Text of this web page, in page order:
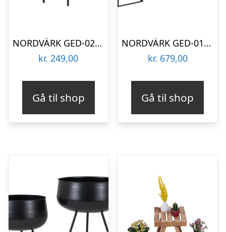
NORDVÄRK GED-026-B blomsterstander – kobber og sort metal (H:48)
kr. 249,00
Gå til shop
NORDVÄRK GED-019 blomsterstander – sort metal (sæt med 3)
kr. 679,00
Gå til shop